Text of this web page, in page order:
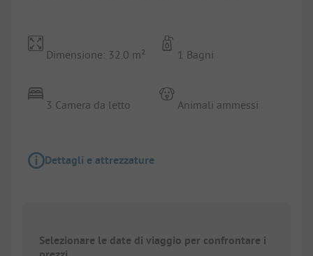
Dimensione: 32.0 m²
3 Camera da letto
1 Bagni
Animali ammessi
Dettagli e attrezzature
Selezionare le date di viaggio per confrontare i